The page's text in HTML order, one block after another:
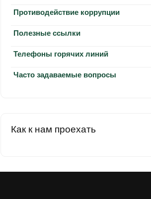
Противодействие коррупции
Полезные ссылки
Телефоны горячих линий
Часто задаваемые вопросы
Как к нам проехать